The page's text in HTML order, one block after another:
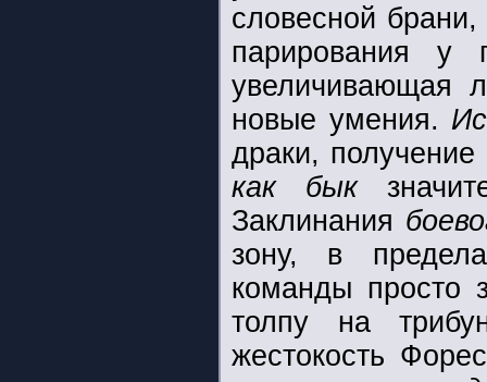
словесной
парирования у
увеличивающая
новые умения.
драки,
как бык
Заклинания
зону, в
команды просто
толпу на
жестокость